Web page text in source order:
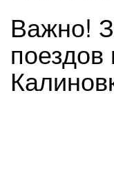
Важно!
поездов